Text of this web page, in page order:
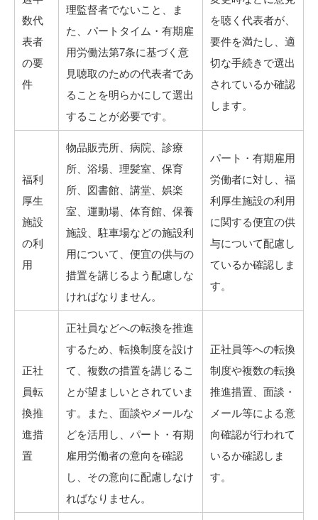
数代
表者
の要
件
理監督者でないこと、ま
た、パートタイム・有期雇
用労働法第7条に基づく意
見聴取のための代表者であ
ることを明らかにして選出
することが必要です。
を聴く代表者が、
要件を満たし、適
切な手続きで選出
されているか確認
します。
福利
厚生
施設
の利
用
物品販売所、病院、診療
所、浴場、理髪室、保育
所、図書館、講堂、娯楽
室、運動場、体育館、保養
施設、駐車場などの施設利
用について、便宜の供与の
措置を講じるよう配慮しな
ければなりません。
パート・有期雇用
労働者に対し、福
利厚生施設の利用
に関する便宜の供
与について配慮し
ているか確認しま
す。
正社
員転
換推
進措
置
正社員などへの転換を推進
するため、転換制度を設け
て、複数の措置を講じるこ
とが望ましいとされていま
す。また、面談やメールな
どを活用し、パート・有期
雇用労働者の意向を確認
し、その意向に配慮しなけ
ればなりません。
正社員等への転換
制度や複数の転換
推進措置、面談・
メール等による意
向確認が行われて
いるか確認しま
す。